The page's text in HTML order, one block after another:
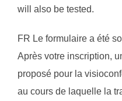
will also be tested.
FR Le formulaire a été
Après votre inscription,
proposé pour la
au cours de laquelle la